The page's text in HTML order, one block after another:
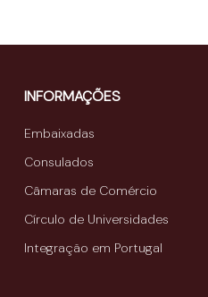
INFORMAÇÕES
Embaixadas
Consulados
Câmaras de Comércio
Círculo de Universidades
Integração em Portugal